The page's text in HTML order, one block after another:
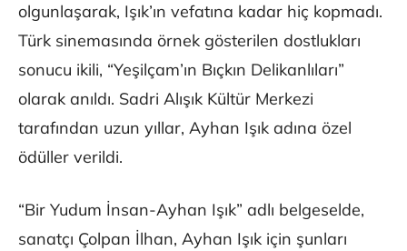
olgunlaşarak, Işık’ın vefatına kadar hiç kopmadı.
Türk sinemasında örnek gösterilen dostlukları
sonucu ikili, “Yeşilçam’ın Bıçkın Delikanlıları”
olarak anıldı. Sadri Alışık Kültür Merkezi
tarafından uzun yıllar, Ayhan Işık adına özel
ödüller verildi.
“Bir Yudum İnsan-Ayhan Işık” adlı belgeselde,
sanatçı Çolpan İlhan, Ayhan Işık için şunları